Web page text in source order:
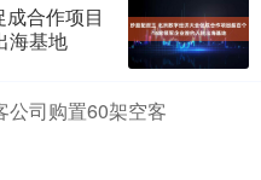
合作项目
海基地
公司购置60架空客